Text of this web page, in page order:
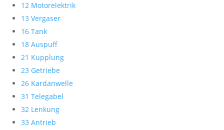
12 Motorelektrik
13 Vergaser
16 Tank
18 Auspuff
21 Kupplung
23 Getriebe
26 Kardanwelle
31 Telegabel
32 Lenkung
33 Antrieb